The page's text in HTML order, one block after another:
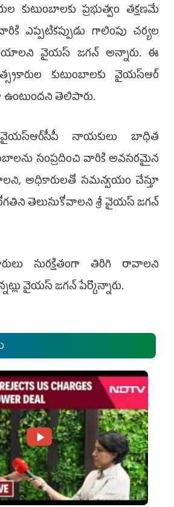
కుటుంబాలకు ప్రభుత్వం తక్షణమే
ఎప్పటికప్పుడు గాలింపు చర్యల
వైయస్‌ జగన్‌ అన్నారు. ఈ
కుటుంబాలకు వైయ‌స్ఆర్‌
ఉంటుందని తెలిపారు.
నాయకులు బాధిత
సంప్రదించి వారికి అవసరమైన
అధికారులతో సమన్వయం చేస్తూ
తెలుసుకోవాలని శ్రీ వైయస్‌ జగన్‌
సురక్షితంగా తిరిగి రావాలని
వైయస్‌ జగన్‌ పేర్కొన్నారు.